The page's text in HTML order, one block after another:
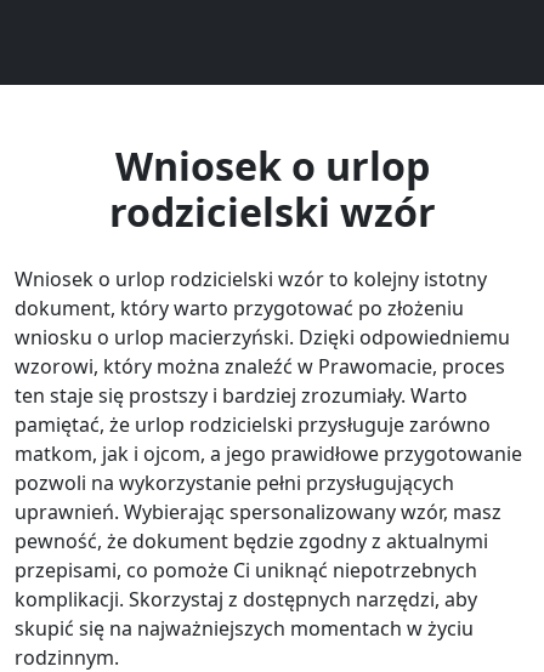
Wniosek o urlop
rodzicielski wzór
Wniosek o urlop rodzicielski wzór to kolejny istotny
dokument, który warto przygotować po złożeniu
wniosku o urlop macierzyński. Dzięki odpowiedniemu
wzorowi, który można znaleźć w Prawomacie, proces
ten staje się prostszy i bardziej zrozumiały. Warto
pamiętać, że urlop rodzicielski przysługuje zarówno
matkom, jak i ojcom, a jego prawidłowe przygotowanie
pozwoli na wykorzystanie pełni przysługujących
uprawnień. Wybierając spersonalizowany wzór, masz
pewność, że dokument będzie zgodny z aktualnymi
przepisami, co pomoże Ci uniknąć niepotrzebnych
komplikacji. Skorzystaj z dostępnych narzędzi, aby
skupić się na najważniejszych momentach w życiu
rodzinnym.